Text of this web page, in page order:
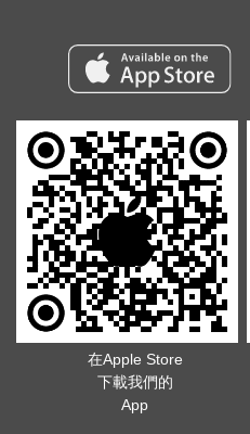
在Apple Store
下載我們的
App